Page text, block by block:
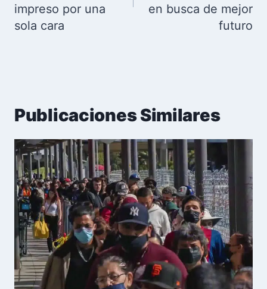
impreso por una
sola cara
en busca de mejor
futuro
Publicaciones Similares